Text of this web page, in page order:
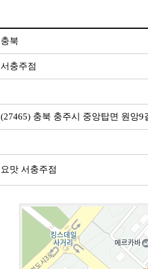
충북
서충주점
(27465) 충북 충주시 중앙탑면 원앙9
요맛 서충주점